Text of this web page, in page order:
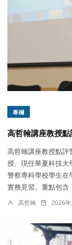
專欄
高哲翰講座教授
高哲翰講座教授點評
授、現任華夏科技大
警察專科學校學生在
實務見習。重點包含
高哲翰 2026年